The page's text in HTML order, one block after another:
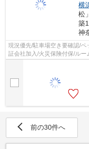
横
松
築
神
現況優先/駐車場空き要確認/
証会社加入/火災保険付保/ル
気は貸主より配給/
前の30件へ